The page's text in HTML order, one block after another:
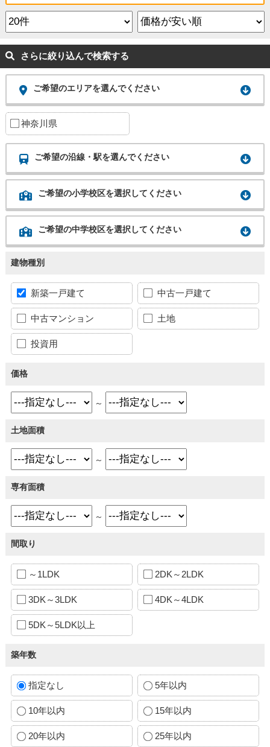
さらに絞り込んで検索する
ご希望のエリアを選んでください
神奈川県
ご希望の沿線・駅を選んでください
ご希望の小学校区を選択してください
ご希望の中学校区を選択してください
建物種別
新築一戸建て 中古一戸建て
中古マンション 土地
投資用
価格
～
土地面積
～
専有面積
～
間取り
～1LDK 2DK～2LDK
3DK～3LDK 4DK～4LDK
5DK～5LDK以上
築年数
指定なし 5年以内
10年以内 15年以内
20年以内 25年以内